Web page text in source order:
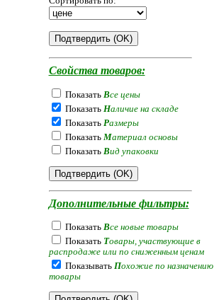
Свойства товаров:
Показать Все цены
Показать Наличие на складе
Показать Размеры
Показать Материал основы
Показать Вид упаковки
Дополнительные фильтры:
Показать Все новые товары
Показать Товары, участвующие в
распродаже или по сниженным ценам
Показывать Похожие по назначению
товары